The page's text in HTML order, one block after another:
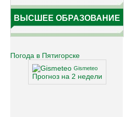
ВЫСШЕЕ ОБРАЗОВАНИЕ
Погода в Пятигорске
Gismeteo
Прогноз на 2 недели